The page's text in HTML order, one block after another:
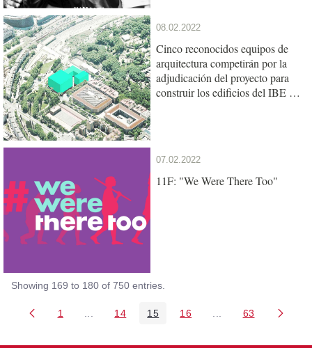
08.02.2022
Cinco reconocidos equipos de
arquitectura competirán por la
adjudicación del proyecto para
construir los edificios del IBE y
07.02.2022
11F: "We Were There Too"
Showing 169 to 180 of 750 entries.
Page
1 Intermediate Pages Use TAB to navigate.
Page
14 Page
15 Page
16 Intermediate Pages
Page
63